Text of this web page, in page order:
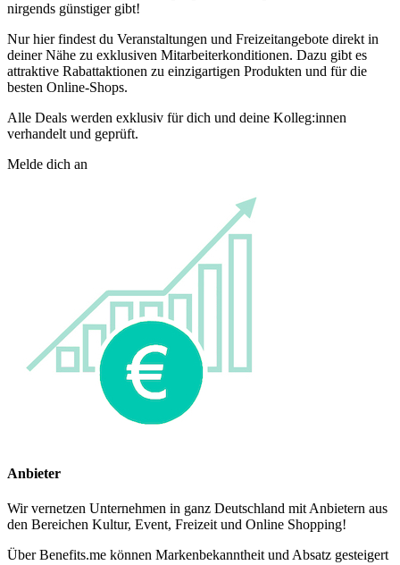
nirgends günstiger gibt!
Nur hier findest du Veranstaltungen und Freizeitangebote direkt in
deiner Nähe zu exklusiven Mitarbeiterkonditionen. Dazu gibt es
attraktive Rabattaktionen zu einzigartigen Produkten und für die
besten Online-Shops.
Alle Deals werden exklusiv für dich und deine Kolleg:innen
verhandelt und geprüft.
Melde dich an
Anbieter
Wir vernetzen Unternehmen in ganz Deutschland mit Anbietern aus
den Bereichen Kultur, Event, Freizeit und Online Shopping!
Über Benefits.me können Markenbekanntheit und Absatz gesteigert